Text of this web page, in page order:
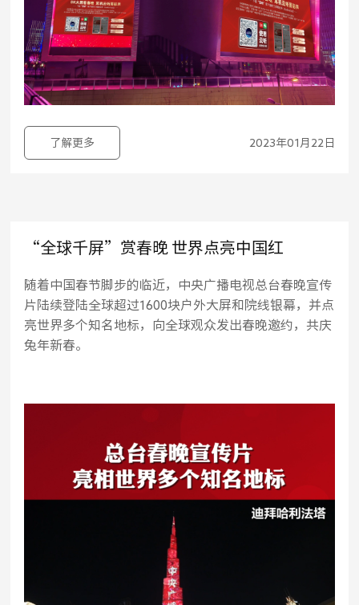
了解更多 2023年01月22日
“全球千屏”赏春晚 世界点亮中国红
随着中国春节脚步的临近，中央广播电视总台春晚宣传
片陆续登陆全球超过1600块户外大屏和院线银幕，并点
亮世界多个知名地标，向全球观众发出春晚邀约，共庆
兔年新春。